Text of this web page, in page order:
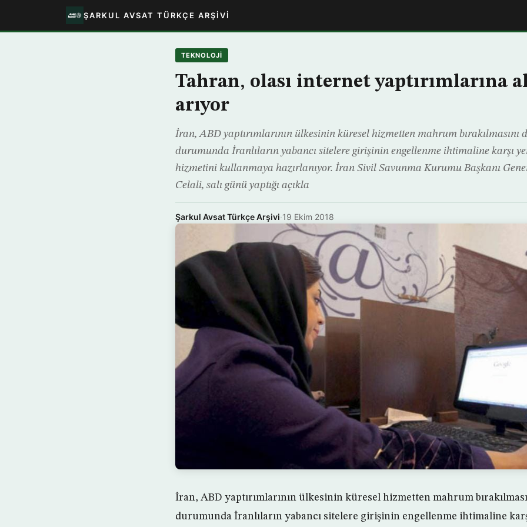
ŞARKUL AVSAT TÜRKÇE ARŞIVI
TEKNOLOJİ
Tahran, olası internet yaptırımlarına
arıyor
İran, ABD yaptırımlarının ülkesinin küresel hizmetten mahrum bırakılmasını
durumunda İranlıların yabancı sitelere girişinin engellenme ihtimaline karşı
hizmetini kullanmaya hazırlanıyor. İran Sivil Savunma Kurumu Başkanı
Celali, salı günü yaptığı açıkla
Şarkul Avsat Türkçe Arşivi·19 Ekim 2018
İran, ABD yaptırımlarının ülkesinin küresel hizmetten mahrum
durumunda İranlıların yabancı sitelere girişinin engellenme ihtimaline